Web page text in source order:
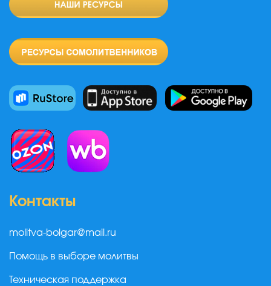
Контакты
molitva-bolgar@mail.ru
Помощь в выборе молитвы
Техническая поддержка